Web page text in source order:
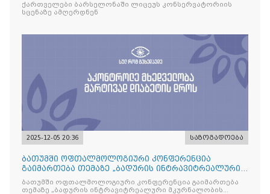
ქართველები ბარსელონაში ლიცეუს კონსერვატორიის
სცენაზე ამღერდნენ
2025-12-05 20:36 საზოგადოება
ბათუმში ოფთალმოლოგიური კონფერენცია
გაიმართება თემაზე „ბადურის ინტრავიტრეალური
მკურნალობის ოპტიმიზაცი
ბათუმში ოფთალმოლოგიური კონფერენცია გაიმართება
თემაზე „ბადურის ინტრავიტრეალური მკურნალობის